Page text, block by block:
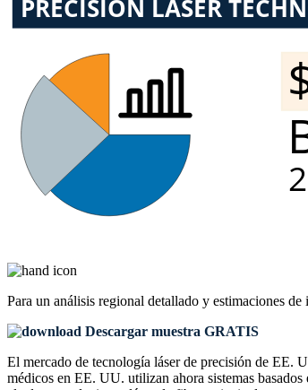
Para un análisis regional detallado y estimaciones de
Descargar muestra GRATIS
El mercado de tecnología láser de precisión de EE.
médicos en EE. UU. utilizan ahora sistemas